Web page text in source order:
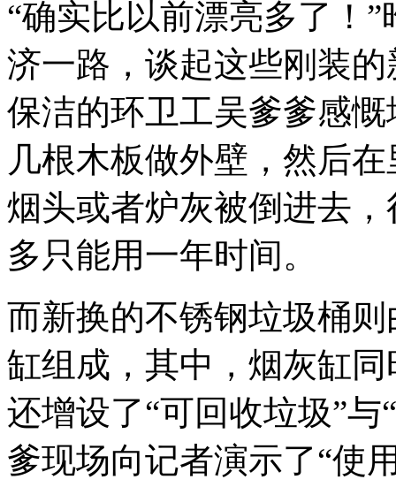
“确实比以前漂亮多了！
济一路，谈起这些刚装
保洁的环卫工吴爹爹感
几根木板做外壁，然后
烟头或者炉灰被倒进去
多只能用一年时间。
而新换的不锈钢垃圾桶
缸组成，其中，烟灰缸
还增设了“可回收垃圾”
爹现场向记者演示了“使